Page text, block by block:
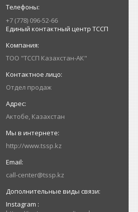
+7 (778) 096-52-66
Единый контактный центр ТССП
ТОО "ТССП Казахстан-АК"
Отдел продаж
Актобе, Казахстан
http://www.tssp.kz
call-center@tssp.kz
Instagram